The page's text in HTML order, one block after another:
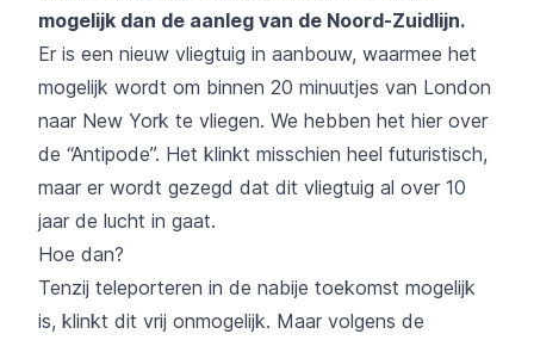
mogelijk dan de aanleg van de Noord-Zuidlijn.
Er is een nieuw vliegtuig in aanbouw, waarmee het
mogelijk wordt om binnen 20 minuutjes van London
naar New York te vliegen. We hebben het hier over
de “Antipode”. Het klinkt misschien heel futuristisch,
maar er wordt gezegd dat dit vliegtuig al over 10
jaar de lucht in gaat.
Hoe dan?
Tenzij teleporteren in de nabije toekomst mogelijk
is, klinkt dit vrij onmogelijk. Maar volgens de